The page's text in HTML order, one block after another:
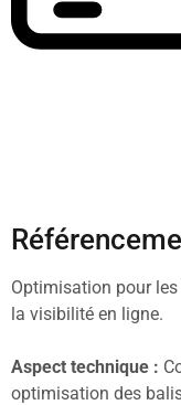
Optimisation pour les
la visibilité en ligne.
Aspect technique :
optimisation des